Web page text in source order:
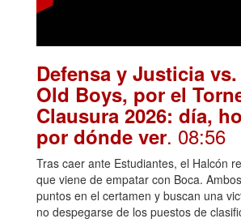
Defensa y Justicia
Old Boys, por el
Clausura 2026: día,
por dónde ver. 08:56
Tras caer ante Estudiantes, el Halcón
que viene de empatar con Boca.
puntos en el certamen y buscan una
no despegarse de los puestos de